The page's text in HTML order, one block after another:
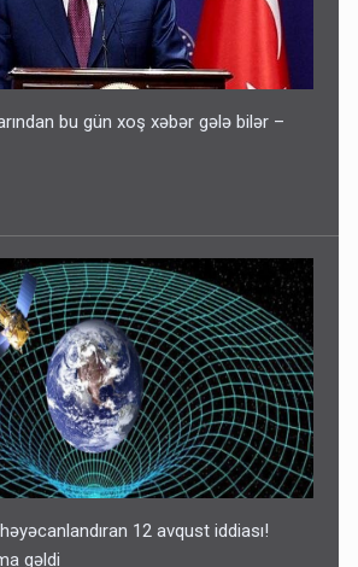
bu gün xoş xəbər gələ bilər –
12 avqust iddiası!
gəldi